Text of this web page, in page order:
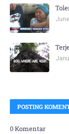
POSTING
0 Komentar